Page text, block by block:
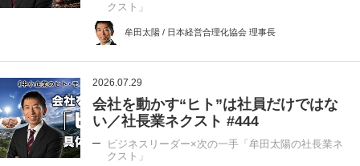
クスト」
牟田太陽 / 日本経営合理化協会 理事長
2026.07.29
会社を動かす“ヒト”は社員だけではな
い／社長業ネクスト #444
ビジネスリーダー×次の一手「牟田太陽の社長業ネ
クスト」